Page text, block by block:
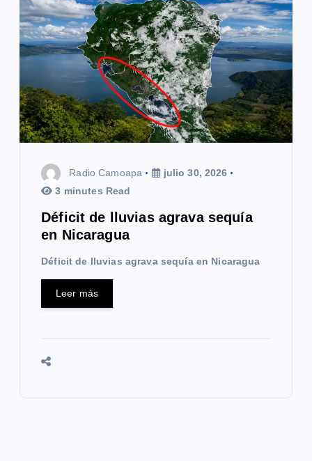
Radio Camoapa
julio 30, 2026
3 minutes Read
Déficit de lluvias agrava sequía
en Nicaragua
Déficit de lluvias agrava sequía en Nicaragua
Leer más